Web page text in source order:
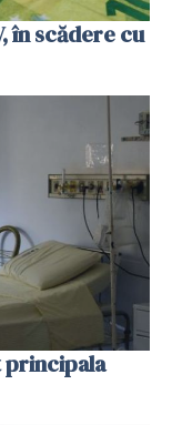
în scădere cu
principala